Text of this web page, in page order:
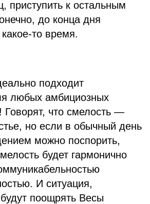
приступить к остальным
до конца дня
какое-то время.
подходит
любых амбициозных
Говорят, что смелость —
но если в обычный день
можно поспорить,
будет гармонично
И ситуация,
поощрять Весы